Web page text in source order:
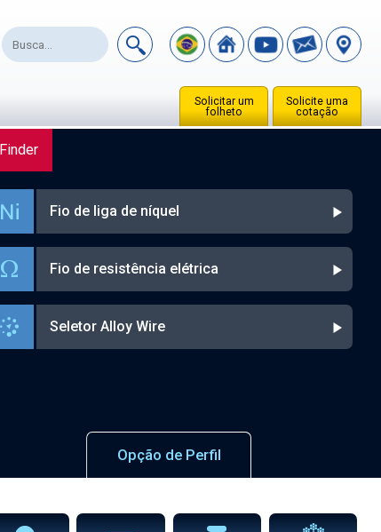
Solicite uma
cotação
Solicitar um
folheto
Fio de liga de níquel
Fio de resistência elétrica
Seletor Alloy Wire
Opção de Perfil